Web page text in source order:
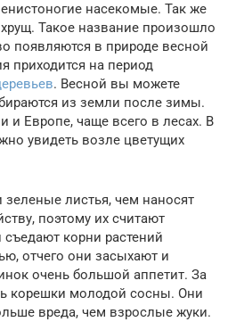
насекомые. Так же
Такое название произошло
появляются в природе весной
приходится на период
. Весной вы можете
из земли после зимы.
и Европе, чаще всего в лесах. В
увидеть возле цветущих
листья, чем наносят
поэтому их считают
корни растений
отчего они засыхают и
очень большой аппетит. За
корешки молодой сосны. Они
вреда, чем взрослые жуки.